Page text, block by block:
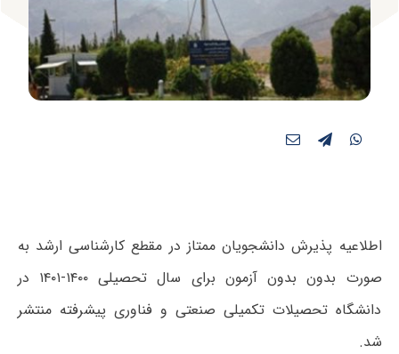
اطلاعیه پذیرش دانشجویان ممتاز در مقطع کارشناسی ارشد به
صورت بدون بدون آزمون برای سال تحصیلی ۱۴۰۰-۱۴۰۱ در
دانشگاه تحصیلات تکمیلی صنعتی و فناوری پیشرفته منتشر
شد.